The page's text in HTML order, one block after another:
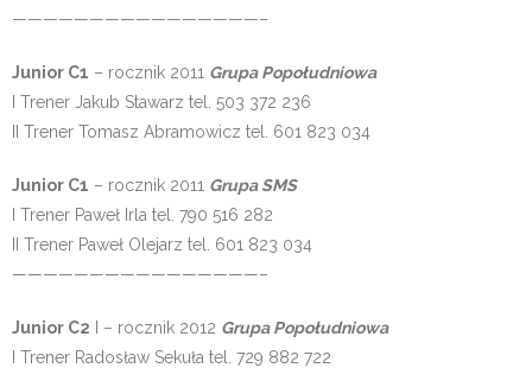
————————————————–
Junior C1 – rocznik 2011 Grupa Popołudniowa
I Trener Jakub Stawarz tel. 503 372 236
II Trener Tomasz Abramowicz tel. 601 823 034
Junior C1 – rocznik 2011 Grupa SMS
I Trener Paweł Irla tel. 790 516 282
II Trener Paweł Olejarz tel. 601 823 034
————————————————–
Junior C2 I – rocznik 2012 Grupa Popołudniowa
I Trener Radosław Sekuła tel. 729 882 722